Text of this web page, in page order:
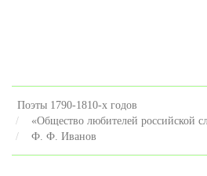
Поэты 1790-1810-х годов
«Общество любителей российской
Ф. Ф. Иванов